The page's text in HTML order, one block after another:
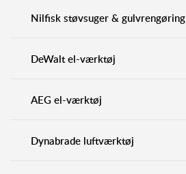
Nilfisk støvsuger & gulvrengøring
DeWalt el-værktøj
AEG el-værktøj
Dynabrade luftværktøj